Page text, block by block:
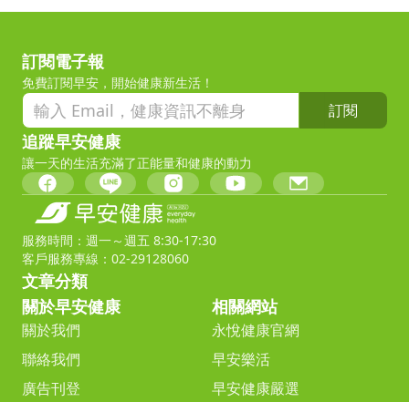
訂閱電子報
免費訂閱早安，開始健康新生活！
訂閱
追蹤早安健康
讓一天的生活充滿了正能量和健康的動力
服務時間：週一～週五 8:30-17:30
客戶服務專線：02-29128060
文章分類
關於早安健康
關於我們
聯絡我們
廣告刊登
相關網站
永悅健康官網
早安樂活
早安健康嚴選